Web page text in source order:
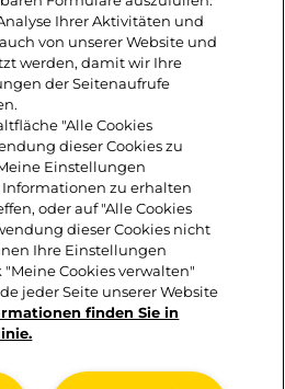
schütteln und die
Die
und die
mit Salz und Pfeffer
Ei mit Sauce auf
geben und mit
servieren.
Ihrer Aktivitäten und
von unserer Website und
werden, damit wir Ihre
der Seitenaufrufe
"Alle Cookies
dieser Cookies zu
Einstellungen
zu erhalten
oder auf "Alle Cookies
dieser Cookies nicht
Ihre Einstellungen
Cookies verwalten"
jeder Seite unserer Website
finden Sie in